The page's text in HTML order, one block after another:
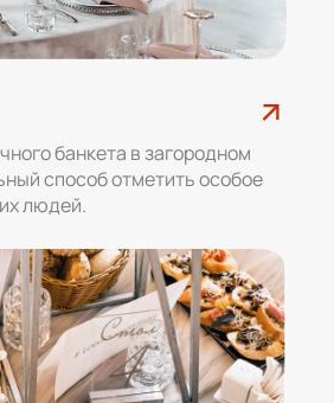
банкета в загородном
способ отметить особое
людей.